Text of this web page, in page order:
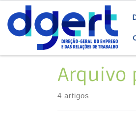
Skip to content
Arquivo
4 artigos